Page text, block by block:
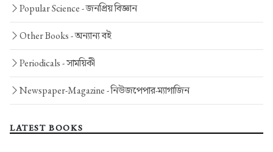
Popular Science -জনপ্রিয় বিজ্ঞান
Other Books -অন্যান্য বই
Periodicals -সাময়িকী
Newspaper-Magazine -নিউজপেপার-ম্যাগাজিন
LATEST BOOKS